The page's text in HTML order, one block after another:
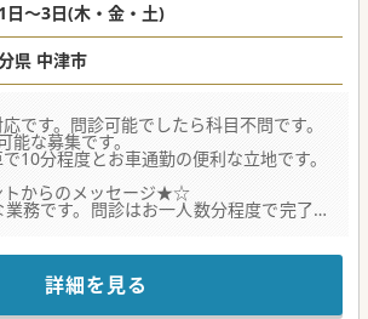
日～3日(木・金・土)
大分県 中津市
です。問診可能でしたら科目不問です。
能な募集です。
10分程度とお車通勤の便利な立地です。
からのメッセージ★☆
務です。問診はお一人数分程度で完了す
したらお気軽にお問合せください。
詳細を見る